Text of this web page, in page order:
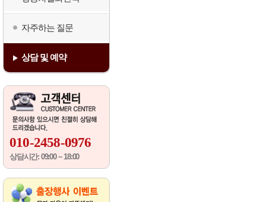
자주하는 질문
상담 및 예약
010-2458-0976
상담시간: 09:00 ~ 18:00